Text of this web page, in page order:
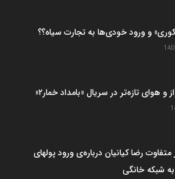
و ورود خودی‌ها به تجارت سیاه؟؟
و هوای تازه‌تر در سریال «بامداد خمار۲»
متفاوت رضا کیانیان درباره‌ی ورود پولهای
شبکه خانگی